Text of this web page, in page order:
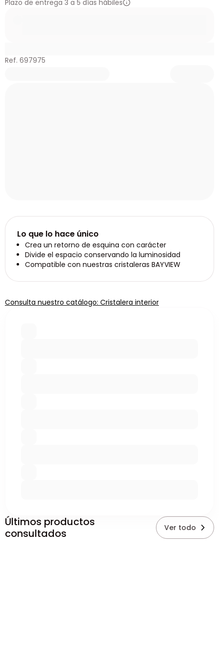
Plazo de entrega 3 a 5 días hábiles
Ref. 697975
Lo que lo hace único
Crea un retorno de esquina con carácter
Divide el espacio conservando la luminosidad
Compatible con nuestras cristaleras BAYVIEW
Consulta nuestro catálogo: Cristalera interior
Últimos productos
consultados
Ver todo